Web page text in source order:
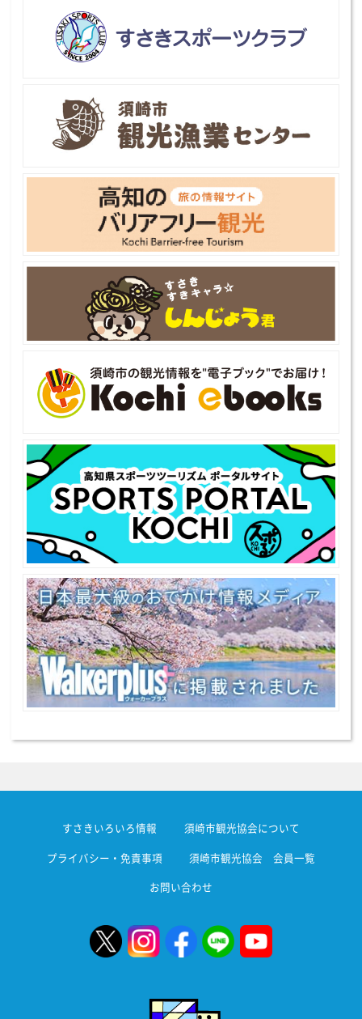
すさきいろいろ情報 須崎市観光協会について
プライバシー・免責事項 須崎市観光協会 会員一覧
お問い合わせ